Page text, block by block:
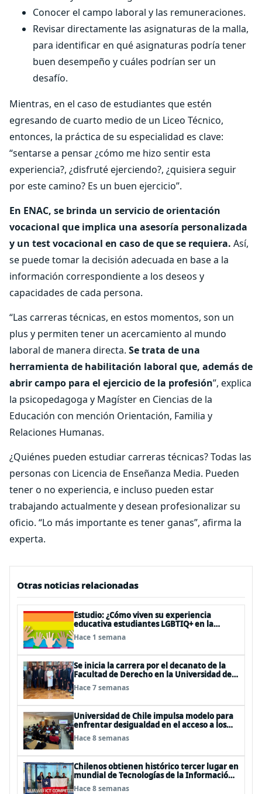
Conocer el campo laboral y las remuneraciones.
Revisar directamente las asignaturas de la malla,
para identificar en qué asignaturas podría tener
buen desempeño y cuáles podrían ser un
desafío.
Mientras, en el caso de estudiantes que estén
egresando de cuarto medio de un Liceo Técnico,
entonces, la práctica de su especialidad es clave:
“sentarse a pensar ¿cómo me hizo sentir esta
experiencia?, ¿disfruté ejerciendo?, ¿quisiera seguir
por este camino? Es un buen ejercicio”.
En ENAC, se brinda un servicio de orientación
vocacional que implica una asesoría personalizada
y un test vocacional en caso de que se requiera. Así,
se puede tomar la decisión adecuada en base a la
información correspondiente a los deseos y
capacidades de cada persona.
“Las carreras técnicas, en estos momentos, son un
plus y permiten tener un acercamiento al mundo
laboral de manera directa. Se trata de una
herramienta de habilitación laboral que, además de
abrir campo para el ejercicio de la profesión”, explica
la psicopedagoga y Magíster en Ciencias de la
Educación con mención Orientación, Familia y
Relaciones Humanas.
¿Quiénes pueden estudiar carreras técnicas? Todas las
personas con Licencia de Enseñanza Media. Pueden
tener o no experiencia, e incluso pueden estar
trabajando actualmente y desean profesionalizar su
oficio. “Lo más importante es tener ganas”, afirma la
experta.
Otras noticias relacionadas
Estudio: ¿Cómo viven su experiencia
educativa estudiantes LGBTIQ+ en la
universidad?
Hace 1 semana
Se inicia la carrera por el decanato de la
Facultad de Derecho en la Universidad de
Chile
Hace 7 semanas
Universidad de Chile impulsa modelo para
enfrentar desigualdad en el acceso a los
cursos electivos del plan de formación
diferenciada en enseñanza media
Hace 8 semanas
Chilenos obtienen histórico tercer lugar en
mundial de Tecnologías de la Información
en China
Hace 8 semanas